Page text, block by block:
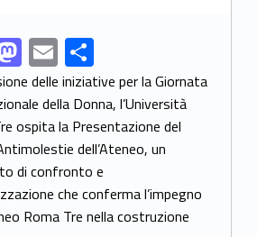
M
as
to
d
o
n
E
m
ai
l
S
h
ar
e
delle iniziative per la Giornata
della Donna, l’Università
ospita la Presentazione del
dell’Ateneo, un
di confronto e
che conferma l’impegno
Roma Tre nella costruzione